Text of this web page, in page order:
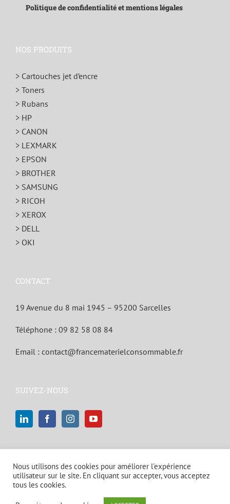
Politique de confidentialité et mentions légales
NOS PRODUITS
> Cartouches jet d’encre
> Toners
> Rubans
> HP
> CANON
> LEXMARK
> EPSON
> BROTHER
> SAMSUNG
> RICOH
> XEROX
> DELL
> OKI
CONTACT
19 Avenue du 8 mai 1945 – 95200 Sarcelles
Téléphone : 09 82 58 08 84
Email : contact@francematerielconsommable.fr
SUIVEZ-NOUS
Nous utilisons des cookies pour améliorer l'expérience
utilisateur sur le site. En cliquant sur accepter, vous acceptez
tous les cookies.